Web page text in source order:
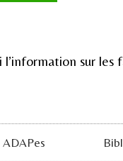
sur les
ADAPes